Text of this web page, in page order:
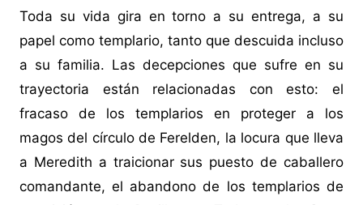
Toda su vida gira en torno a su entrega, a su
papel como templario, tanto que descuida incluso
a su familia. Las decepciones que sufre en su
trayectoria están relacionadas con esto: el
fracaso de los templarios en proteger a los
magos del círculo de Ferelden, la locura que lleva
a Meredith a traicionar sus puesto de caballero
comandante, el abandono de los templarios de